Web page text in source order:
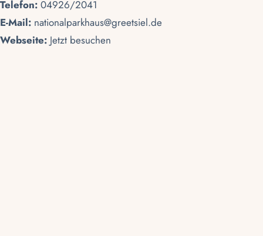
Telefon: 04926/2041
E-Mail: nationalparkhaus@greetsiel.de
Webseite: Jetzt besuchen